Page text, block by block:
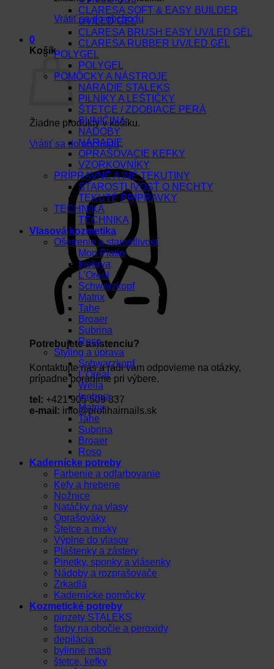
Vrátiť sa do obchodu
0
Košík
Žiadne produkty v košíku.
Vrátiť sa do obchodu
Potrebujete asistenciu?
Kontaktujte nás a radi vám odpovieme na otázky,
prípadne poradíme pri výbere.
tel: +421 905 509 337
e-mail: info@profihairnails.sk
CLARESA SOFT & EASY BUILDER
UV/LED GEL
CLARESA BRUSH EASY UV/LED GÉL
CLARESA RUBBER UV/LED GÉL
POLYGEL
POLYGEL
POMÔCKY A NÁSTROJE
NÁRADIE STALEKS
PILNÍKY A LEŠTIČKY
ŠTETCE / ZDOBIACE PERÁ
BUNIČINA
NÁDOBY
NÁRADIE
OPRAŠOVACIE KEFKY
VZORKOVNÍKY
PRÍPRAVNÉ A INÉ TEKUTINY
STAROSTLIVOSŤ O NECHTY
TEKUTÉ PRÍPRAVKY
TECHNIKA
TECHNIKA
Vlasová kozmetika
Ošetrenie a starostlivosť
Mon Platin
Inebrya
L’Oréal
Schwarzkopf
Matrix
Tahe
Broaer
Subrina
Roso
Styling a úprava
Schwarzkopf
L’Oréal
Wella
Inebrya
Matrix
Tahe
Subrina
Broaer
Roso
Kadernícke potreby
Farbenie a odfarbovanie
Kefy a hrebene
Nožnice
Natáčky na vlasy
Oprašováky
Štetce a misky
Výplne do vlasov
Pláštenky a zástery
Pinetky, sponky a vlásenky
Nádoby a rozprašovače
Zrkadlá
Kadernícke pomôcky
Kozmetické potreby
pinzety STALEKS
farby na obočie a peroxidy
depilácia
bylinné masti
štetce, kefky